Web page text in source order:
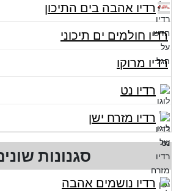
רדיו אהבה בים התיכון
רדיו חולמים ים תיכוני
רדיו מרוקו
רדיו נט
רדיו מזרח ישן
סגנונות שונים
רדיו נושמים אהבה